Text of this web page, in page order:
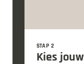
STAP 2
Kies